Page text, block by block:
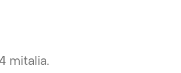
mitalia.